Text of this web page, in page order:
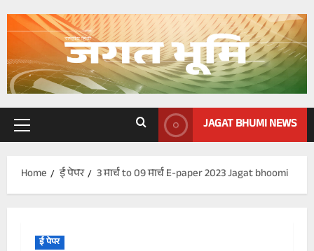
Primary
JAGAT BHUMI NEWS
Home ई पेपर 3 मार्च to 09 मार्च E-paper 2023 Jagat bhoomi
ई पेपर